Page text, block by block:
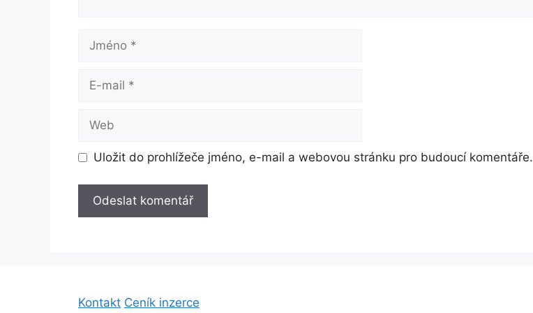
Jméno
Web
Uložit do prohlížeče jméno, e-mail a webovou stránku pro budoucí komentáře.
Kontakt Ceník inzerce